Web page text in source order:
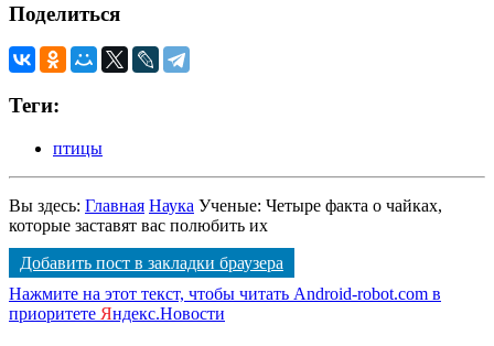
Поделиться
Теги:
птицы
Вы здесь: Главная Наука Ученые: Четыре факта о чайках,
которые заставят вас полюбить их
Добавить пост в закладки браузера
Нажмите на этот текст, чтобы читать Android-robot.com в
приоритете Яндекс.Новости